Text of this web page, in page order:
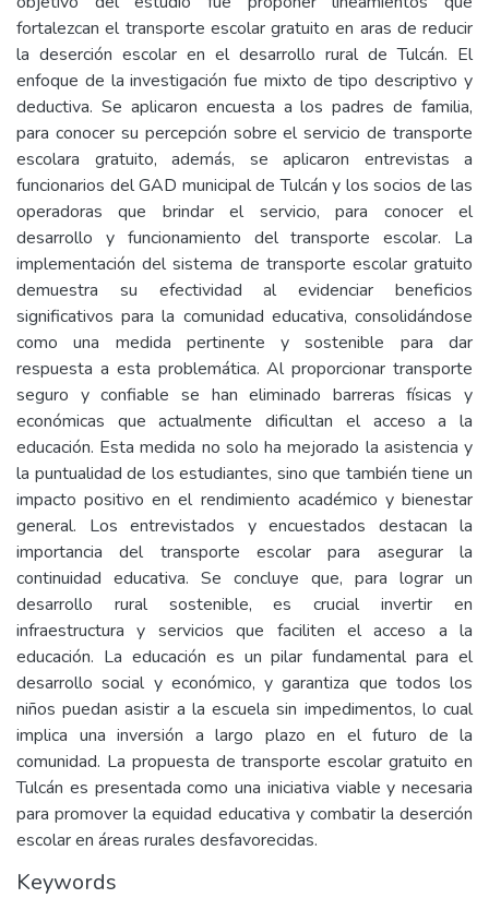
fortalezcan el transporte escolar gratuito en aras de reducir
la deserción escolar en el desarrollo rural de Tulcán. El
enfoque de la investigación fue mixto de tipo descriptivo y
deductiva. Se aplicaron encuesta a los padres de familia,
para conocer su percepción sobre el servicio de transporte
escolara gratuito, además, se aplicaron entrevistas a
funcionarios del GAD municipal de Tulcán y los socios de las
operadoras que brindar el servicio, para conocer el
desarrollo y funcionamiento del transporte escolar. La
implementación del sistema de transporte escolar gratuito
demuestra su efectividad al evidenciar beneficios
significativos para la comunidad educativa, consolidándose
como una medida pertinente y sostenible para dar
respuesta a esta problemática. Al proporcionar transporte
seguro y confiable se han eliminado barreras físicas y
económicas que actualmente dificultan el acceso a la
educación. Esta medida no solo ha mejorado la asistencia y
la puntualidad de los estudiantes, sino que también tiene un
impacto positivo en el rendimiento académico y bienestar
general. Los entrevistados y encuestados destacan la
importancia del transporte escolar para asegurar la
continuidad educativa. Se concluye que, para lograr un
desarrollo rural sostenible, es crucial invertir en
infraestructura y servicios que faciliten el acceso a la
educación. La educación es un pilar fundamental para el
desarrollo social y económico, y garantiza que todos los
niños puedan asistir a la escuela sin impedimentos, lo cual
implica una inversión a largo plazo en el futuro de la
comunidad. La propuesta de transporte escolar gratuito en
Tulcán es presentada como una iniciativa viable y necesaria
para promover la equidad educativa y combatir la deserción
escolar en áreas rurales desfavorecidas.
Keywords